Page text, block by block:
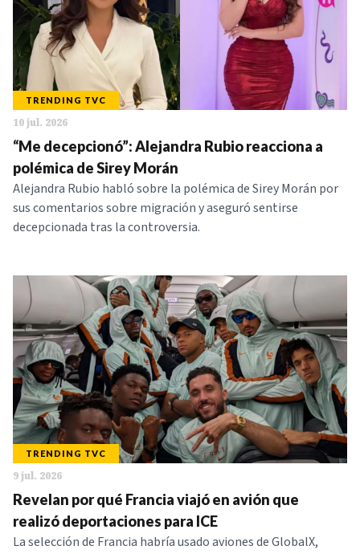
TRENDING TVC
10 jul. 2026
“Me decepcionó”: Alejandra Rubio reacciona a
polémica de Sirey Morán
Alejandra Rubio habló sobre la polémica de Sirey Morán por
sus comentarios sobre migración y aseguró sentirse
decepcionada tras la controversia.
TRENDING TVC
9 jul. 2026
Revelan por qué Francia viajó en avión que
realizó deportaciones para ICE
La selección de Francia habría usado aviones de GlobalX,